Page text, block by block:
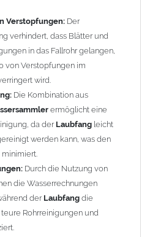
die Effizienz der
die Wartungsfreundlichkeit
und kosteneffektive Lösung
Betrieb, der Wert auf eine
legt.
desFallrohreshinunter und
Blech aufgefangen und durch
abgeleitet. DasWasserfass
vomRegenwassersammler
in derWassertonnewird nun das
Entwässerungabgeleitet. Bei
(kein Gegendruck
Verstopfungen: Der
verhindert, dass Blätter und
in das Fallrohr gelangen,
von Verstopfungen im
wird.
Die Kombination aus
ermöglicht eine
da der Laubfang leicht
werden kann, was den
Durch die Nutzung von
die Wasserrechnungen
der Laubfang die
Rohrreinigungen und